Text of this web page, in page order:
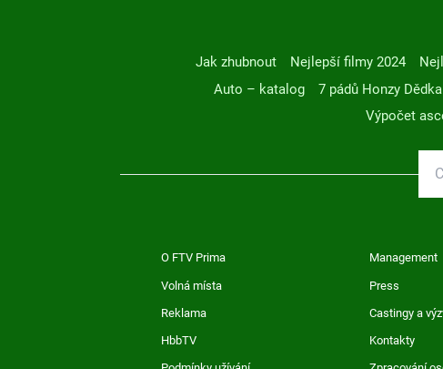
Jak zhubnout Nejlepší filmy 2024
Auto – katalog
7 pádů Honzy Dědka
Výpočet
O FTV Prima Management
Volná místa Press
Reklama Castingy a
HbbTV Kontakty